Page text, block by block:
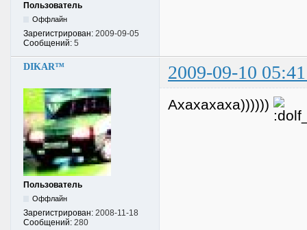
Пользователь
Оффлайн
Зарегистрирован: 2009-09-05
Сообщений: 5
DIKAR™ 2009-09-10
Пользователь
Оффлайн
Зарегистрирован: 2008-11-18
Сообщений: 280
Ахахахаха))))))